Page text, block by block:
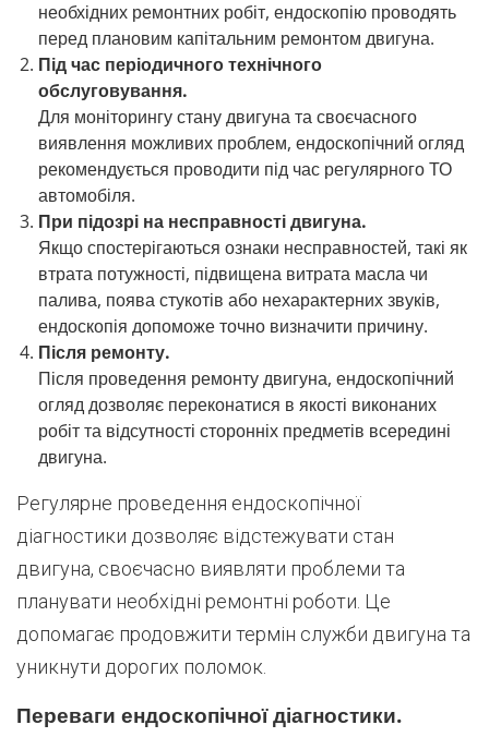
необхідних ремонтних робіт, ендоскопію проводять
перед плановим капітальним ремонтом двигуна.
Під час періодичного технічного
обслуговування.
Для моніторингу стану двигуна та своєчасного
виявлення можливих проблем, ендоскопічний огляд
рекомендується проводити під час регулярного ТО
автомобіля.
При підозрі на несправності двигуна.
Якщо спостерігаються ознаки несправностей, такі як
втрата потужності, підвищена витрата масла чи
палива, поява стукотів або нехарактерних звуків,
ендоскопія допоможе точно визначити причину.
Після ремонту.
Після проведення ремонту двигуна, ендоскопічний
огляд дозволяє переконатися в якості виконаних
робіт та відсутності сторонніх предметів всередині
двигуна.
Регулярне проведення ендоскопічної
діагностики дозволяє відстежувати стан
двигуна, своєчасно виявляти проблеми та
планувати необхідні ремонтні роботи. Це
допомагає продовжити термін служби двигуна та
уникнути дорогих поломок.
Переваги ендоскопічної діагностики.